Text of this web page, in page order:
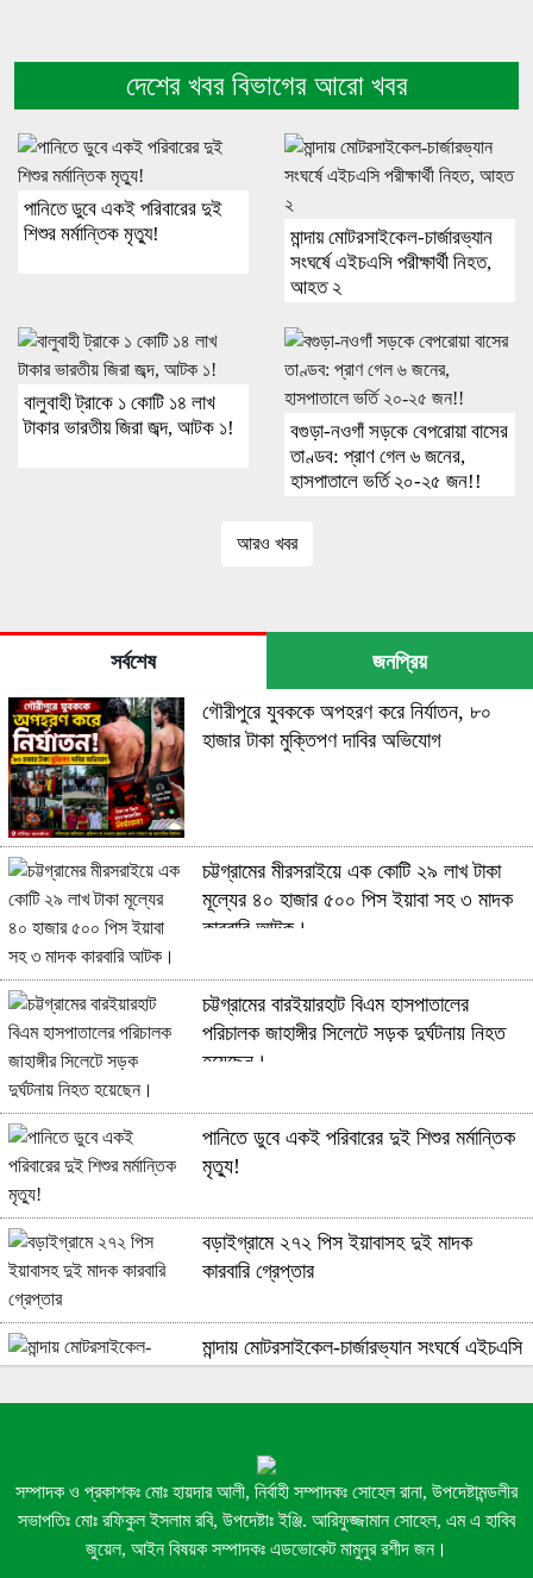
দেশের খবর বিভাগের আরো খবর
পানিতে ডুবে একই পরিবারের দুই
শিশুর মর্মান্তিক মৃত্যু!
মান্দায় মোটরসাইকেল-চার্জারভ্যান
সংঘর্ষে এইচএসি পরীক্ষার্থী নিহত,
আহত ২
বালুবাহী ট্রাকে ১ কোটি ১৪ লাখ
টাকার ভারতীয় জিরা জব্দ, আটক ১!
বগুড়া-নওগাঁ সড়কে বেপরোয়া বাসের
তাণ্ডব: প্রাণ গেল ৬ জনের,
হাসপাতালে ভর্তি ২০-২৫ জন!!
আরও খবর
সর্বশেষ জনপ্রিয়
গৌরীপুরে যুবককে অপহরণ করে নির্যাতন, ৮০
হাজার টাকা মুক্তিপণ দাবির অভিযোগ
চট্টগ্রামের মীরসরাইয়ে এক কোটি ২৯ লাখ টাকা
মূল্যের ৪০ হাজার ৫০০ পিস ইয়াবা সহ ৩ মাদক
কারবারি আটক।
চট্টগ্রামের বারইয়ারহাট বিএম হাসপাতালের
পরিচালক জাহাঙ্গীর সিলেটে সড়ক দুর্ঘটনায় নিহত
হয়েছেন।
পানিতে ডুবে একই পরিবারের দুই শিশুর মর্মান্তিক
মৃত্যু!
বড়াইগ্রামে ২৭২ পিস ইয়াবাসহ দুই মাদক
কারবারি গ্রেপ্তার
মান্দায় মোটরসাইকেল-চার্জারভ্যান সংঘর্ষে এইচএসি
বালুবাহী ট্রাকে ১ কোটি ১৪ লাখ টাকার ভারতীয়
জিরা জব্দ, আটক ১!
রাজশাহীতে ‘আমাদের জন্মভূমি’ পত্রিকার সম্পাদক
সম্পাদক ও প্রকাশকঃ মোঃ হায়দার আলী, নির্বাহী সম্পাদকঃ সোহেল রানা, উপদেষ্টামন্ডলীর
সভাপতিঃ মোঃ রফিকুল ইসলাম রবি, উপদেষ্টাঃ ইঞ্জি. আরিফুজ্জামান সোহেল, এম এ হাবিব
জুয়েল, আইন বিষয়ক সম্পাদকঃ এডভোকেট মামুনুর রশীদ জন।